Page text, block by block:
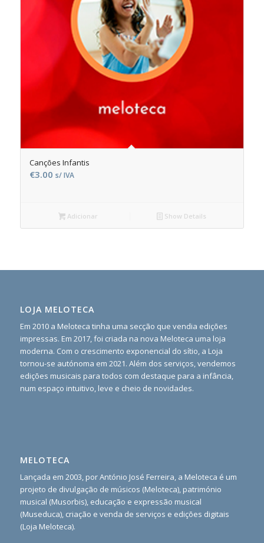
Canções Infantis
€3.00 s/ IVA
Adicionar Show Details
LOJA MELOTECA
Em 2010 a Meloteca tinha uma secção que vendia edições
impressas. Em 2017, foi criada na nova Meloteca uma loja
moderna. Com o crescimento exponencial do sítio, a Loja
tornou-se autónoma em 2021. Além dos serviços, vendemos
edições musicais para todos com destaque para a infância,
num espaço intuitivo, leve e cheio de novidades.
MELOTECA
Lançada em 2003, por António José Ferreira, a Meloteca é um
projeto de divulgação de músicos (Meloteca), património
musical (Musorbis), educação e expressão musical
(Museduca), criação e venda de serviços e edições digitais
(Loja Meloteca).